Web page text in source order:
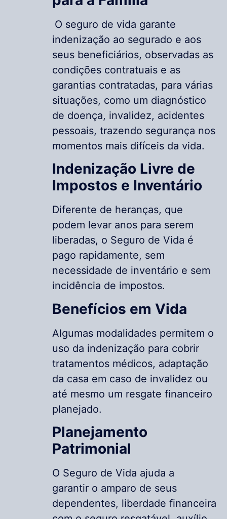
O seguro de vida garante
indenização ao segurado e aos
seus beneficiários, observadas as
condições contratuais e as
garantias contratadas, para várias
situações, como um diagnóstico
de doença, invalidez, acidentes
pessoais, trazendo segurança nos
momentos mais difíceis da vida.
Indenização Livre de
Impostos e Inventário
Diferente de heranças, que
podem levar anos para serem
liberadas, o Seguro de Vida é
pago rapidamente, sem
necessidade de inventário e sem
incidência de impostos.
Benefícios em Vida
Algumas modalidades permitem o
uso da indenização para cobrir
tratamentos médicos, adaptação
da casa em caso de invalidez ou
até mesmo um resgate financeiro
planejado.
Planejamento
Patrimonial
O Seguro de Vida ajuda a
garantir o amparo de seus
dependentes, liberdade financeira